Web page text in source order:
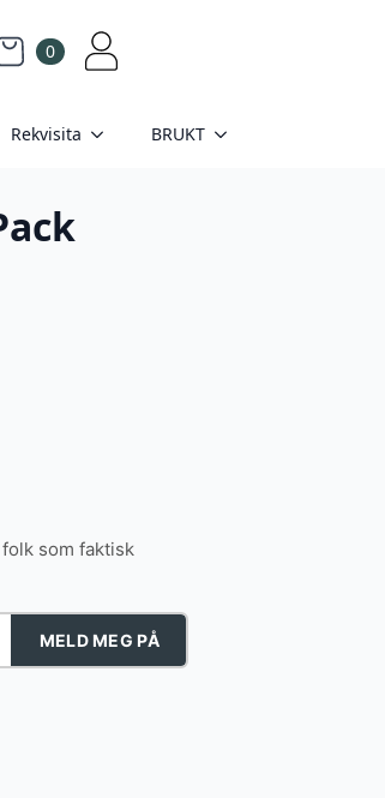
0
Rekvisita BRUKT
som faktisk
MELD MEG PÅ